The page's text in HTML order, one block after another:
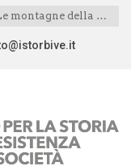
Spettacolo teatrale “Le montagne della libertà”